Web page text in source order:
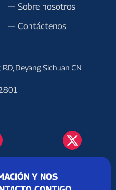
Sobre nosotros
Contáctenos
Deyang Sichuan CN
Y NOS